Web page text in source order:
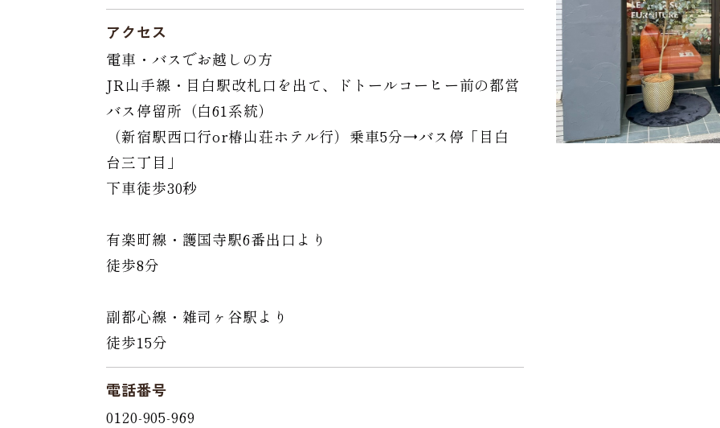
アクセス
電車・バスでお越しの方
JR山手線・目白駅改札口を出て、ドトールコーヒー前の都営
バス停留所（白61系統）
（新宿駅西口行or椿山荘ホテル行）乗車5分→バス停「目白
台三丁目」
下車徒歩30秒
有楽町線・護国寺駅6番出口より
徒歩8分
副都心線・雑司ヶ谷駅より
徒歩15分
電話番号
0120-905-969